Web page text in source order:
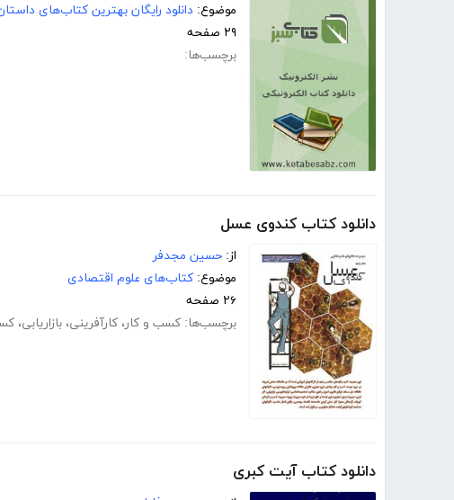
موضوع: دانلود رایگان بهترین کتاب‌های
۲۹ صفحه
برچسب‌ها:
دانلود کتاب کندوی عسل
از: حسین مجدفر
موضوع: کتاب‌های علوم اقتصادی
۲۶ صفحه
برچسب‌ها: کسب و کار، کارآفرینی، بازاریابی،
دانلود کتاب آیت کبری